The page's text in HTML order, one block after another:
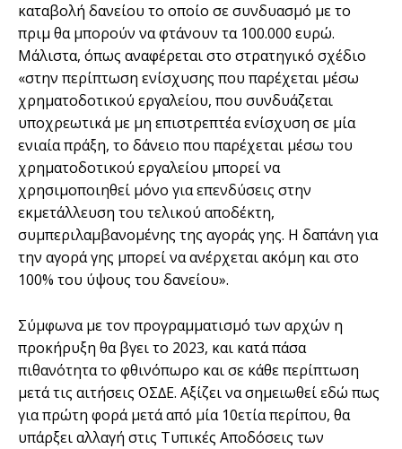
καταβολή δανείου το οποίο σε συνδυασµό µε το
πριµ θα µπορούν να φτάνουν τα 100.000 ευρώ.
Μάλιστα, όπως αναφέρεται στο στρατηγικό σχέδιο
«στην περίπτωση ενίσχυσης που παρέχεται µέσω
χρηµατοδοτικού εργαλείου, που συνδυάζεται
υποχρεωτικά µε µη επιστρεπτέα ενίσχυση σε µία
ενιαία πράξη, το δάνειο που παρέχεται µέσω του
χρηµατοδοτικού εργαλείου µπορεί να
χρησιµοποιηθεί µόνο για επενδύσεις στην
εκµετάλλευση του τελικού αποδέκτη,
συµπεριλαµβανοµένης της αγοράς γης. Η δαπάνη για
την αγορά γης µπορεί να ανέρχεται ακόµη και στο
100% του ύψους του δανείου».
Σύµφωνα µε τον προγραµµατισµό των αρχών η
προκήρυξη θα βγει το 2023, και κατά πάσα
πιθανότητα το φθινόπωρο και σε κάθε περίπτωση
µετά τις αιτήσεις ΟΣ∆Ε. Αξίζει να σηµειωθεί εδώ πως
για πρώτη φορά µετά από µία 10ετία περίπου, θα
υπάρξει αλλαγή στις Τυπικές Αποδόσεις των